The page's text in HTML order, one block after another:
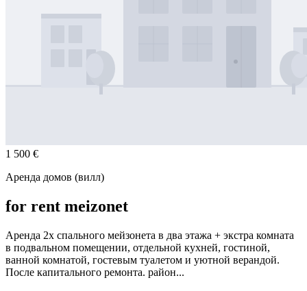
1 500 €
Аренда домов (вилл)
for rent meizonet
Аренда 2х спального мейзонета в два этажа + экстра комната
в подвальном помещении, отдельной кухней, гостиной,
ванной комнатой, гостевым туалетом и уютной верандой.
После капитального ремонта. район...